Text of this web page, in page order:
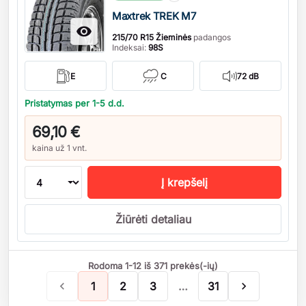

Maxtrek TREK M7
215/70 R15 Žieminėspadangos
Indeksai: 98S
E C 72 dB
Pristatymas per 1-5 d.d.
69,10 €
kaina už 1 vnt.
Į krepšelį
Žiūrėti detaliau
Rodoma 1-12 iš 371 prekės(-ių)
 1 2 3 … 31 